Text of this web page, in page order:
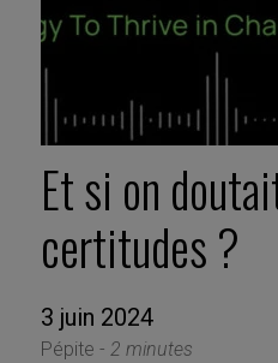
Et si on
certitudes ?
3 juin 2024
Pépite - 2 minutes